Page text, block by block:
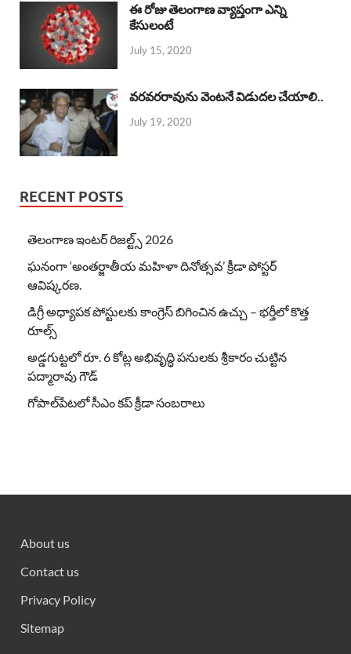
ఈ రోజు తెలంగాణ వ్యాప్తంగా ఎన్ని
కేసులంటే
July 15, 2020
వరవరరావును వెంటనే విడుదల చేయాలి..
July 19, 2020
RECENT POSTS
తెలంగాణ ఇంటర్ రిజల్ట్స్ 2026
ఘనంగా ‘అంతర్జాతీయ మహిళా దినోత్సవ’ క్రీడా పోస్టర్
ఆవిష్కరణ.
డిగ్రీ అధ్యాపక పోస్టులకు కాంగ్రెస్ బిగించిన ఉచ్చు – భర్తీలో కొత్త
రూల్స్
అడ్డగుట్టలో రూ. 6 కోట్ల అభివృద్ధి పనులకు శ్రీకారం చుట్టిన
పద్మారావు గౌడ్
గోపాల్‌పేటలో సీఎం కప్ క్రీడా సంబరాలు
About us
Contact us
Privacy Policy
Sitemap